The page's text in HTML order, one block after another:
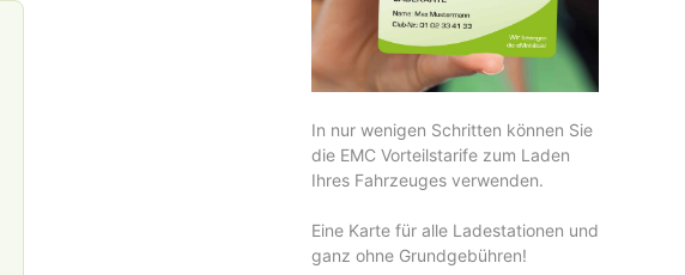
In nur wenigen Schritten können Sie
die EMC Vorteilstarife zum Laden
Ihres Fahrzeuges verwenden.
Eine Karte für alle Ladestationen und
ganz ohne Grundgebühren!